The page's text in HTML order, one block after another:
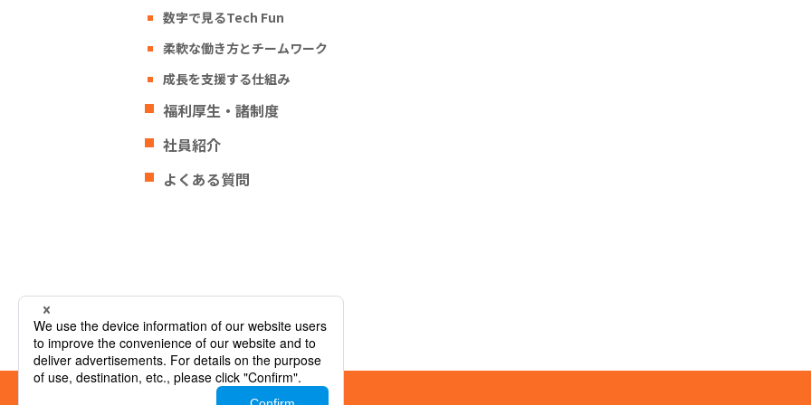
数字で見るTech Fun
柔軟な働き方とチームワーク
成長を支援する仕組み
福利厚生・諸制度
社員紹介
よくある質問